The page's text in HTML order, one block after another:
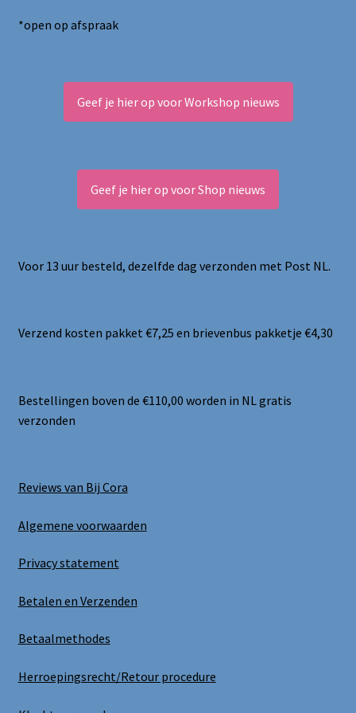
*open op afspraak
Geef je hier op voor Workshop nieuws
Geef je hier op voor Shop nieuws
Voor 13 uur besteld, dezelfde dag verzonden met Post NL.
Verzend kosten pakket €7,25 en brievenbus pakketje €4,30
Bestellingen boven de €110,00 worden in NL gratis
verzonden
Reviews van Bij Cora
Algemene voorwaarden
Privacy statement
Betalen en Verzenden
Betaalmethodes
Herroepingsrecht/Retour procedure